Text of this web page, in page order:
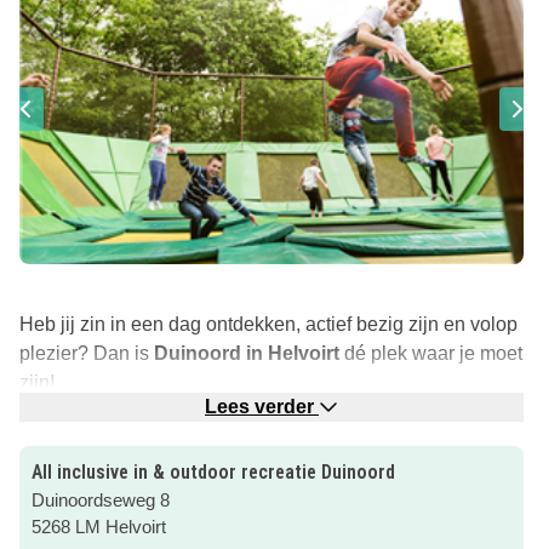
Heb jij zin in een dag ontdekken, actief bezig zijn en volop
plezier? Dan is Duinoord in Helvoirt dé plek waar je moet
zijn!
spelen, eten én drinken. Er is voor alle leeftijden wat te
doen: je kunt spelen in de
een stoere jeep, snel van de
Lees verder
All inclusive in & outdoor recreatie Duinoord
Duinoordseweg 8
5268 LM Helvoirt